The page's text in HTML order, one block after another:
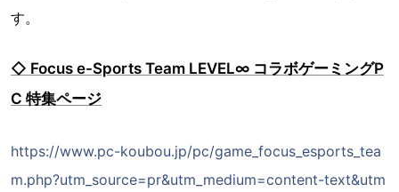
す。
◇ Focus e-Sports Team LEVEL∞ コラボゲーミングP
C 特集ページ
https://www.pc-koubou.jp/pc/game_focus_esports_tea
m.php?utm_source=pr&utm_medium=content-text&utm